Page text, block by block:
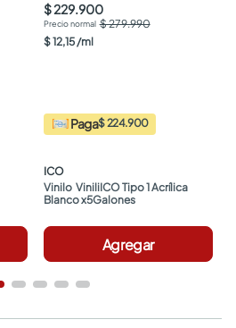
$ 229.900
$ 279.990
$12,15/ml
Paga$ 224.900
ICO
Vinilo  ViniliICO Tipo 1 Acrílica
Blanco x5Galones
Agregar